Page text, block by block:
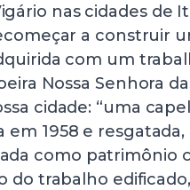
nas cidades de
a construir
com um
Nossa Senhora
cidade: “uma
1958 e resgatada,
como patrimônio
do trabalho